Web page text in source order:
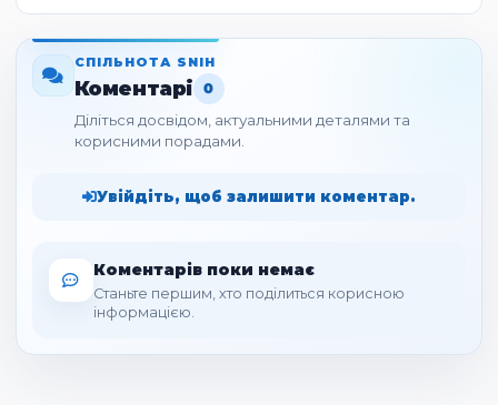
СПІЛЬНОТА SNIH
Коментарі 0
Діліться досвідом, актуальними деталями та
корисними порадами.
Увійдіть, щоб залишити коментар.
Коментарів поки немає
Станьте першим, хто поділиться корисною
інформацією.